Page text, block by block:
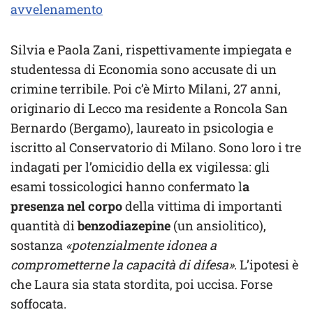
avvelenamento
Silvia e Paola Zani, rispettivamente impiegata e
studentessa di Economia sono accusate di un
crimine terribile. Poi c’è Mirto Milani, 27 anni,
originario di Lecco ma residente a Roncola San
Bernardo (Bergamo), laureato in psicologia e
iscritto al Conservatorio di Milano. Sono loro i tre
indagati per l’omicidio della ex vigilessa: gli
esami tossicologici hanno confermato la
presenza nel corpodella vittima di importanti
quantità dibenzodiazepine (un ansiolitico),
sostanza «potenzialmente idonea a
comprometterne la capacità di difesa». L’ipotesi è
che Laura sia stata stordita, poi uccisa. Forse
soffocata.